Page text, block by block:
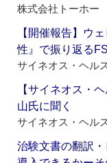
株式会社トーホー
【開催報告】ウ
性』で振り返る
サイネオス・ヘル
【サイネオス・
山氏に聞く
サイネオス・ヘル
治験文書の翻訳